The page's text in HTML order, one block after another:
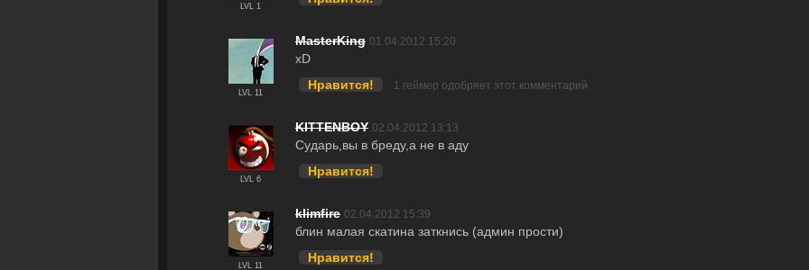
LVL 1
LVL 11
MasterKing 01.04.2012 15:20
xD
Нравится!
1 геймер одобряет этот комментарий
LVL 6
KITTENBOY 02.04.2012 13:13
Сударь,вы в бреду,а не в аду
Нравится!
LVL 11
klimfire 02.04.2012 15:39
блин малая скатина заткнись (админ прости)
Нравится!